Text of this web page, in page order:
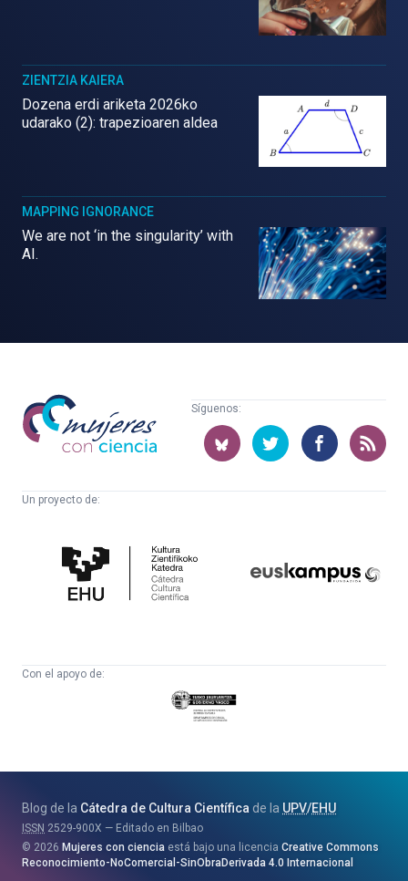
ZIENTZIA KAIERA
Dozena erdi ariketa 2026ko
udarako (2): trapezioaren aldea
MAPPING IGNORANCE
We are not ‘in the singularity’ with
AI.
Mujeres
con
ciencia
Síguenos:
Un proyecto de:
Cultura
Científica
Con el apoyo de:
Eusko
Jaurlaritza
eta
Berrikuntza
Saila
Blog de la Cátedra de Cultura Científica de la UPV/EHU
ISSN 2529-900X
Editado en Bilbao
2026 Mujeres con ciencia está bajo una licencia Creative Commons
Reconocimiento-NoComercial-SinObraDerivada 4.0 Internacional